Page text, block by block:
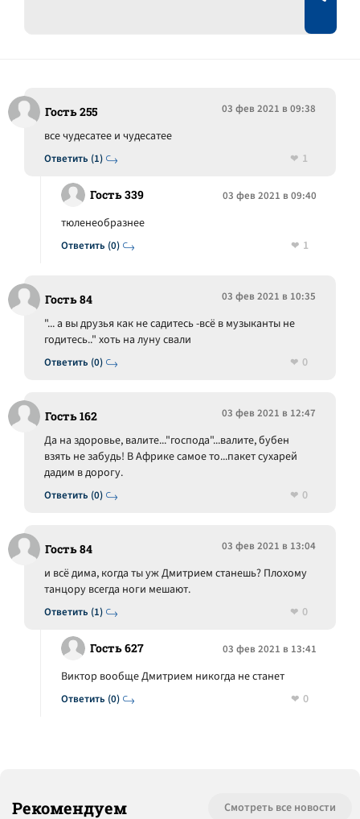
Гость 255 03 фев 2021 в 09:38
Ответить (1)
все чудесатее и чудесатее
1
Гость 339 03 фев 2021 в 09:40
Ответить (0)
тюленеобразнее
1
Гость 84 03 фев 2021 в 10:35
Ответить (0)
"... а вы друзья как не садитесь -всё в музыканты не
годитесь.." хоть на луну свали
0
Гость 162 03 фев 2021 в 12:47
Ответить (0)
Да на здоровье, валите..."господа"...валите, бубен
взять не забудь! В Африке самое то...пакет сухарей
дадим в дорогу.
0
Гость 84 03 фев 2021 в 13:04
Ответить (1)
и всё дима, когда ты уж Дмитрием станешь? Плохому
танцору всегда ноги мешают.
0
Гость 627 03 фев 2021 в 13:41
Ответить (0)
Виктор вообще Дмитрием никогда не станет
0
Рекомендуем Смотреть все новости